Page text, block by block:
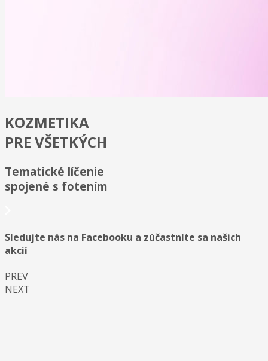
KOZMETIKA
PRE VŠETKÝCH
Tematické líčenie
spojené s fotením
Sledujte nás na Facebooku a zúčastníte sa našich
akcií
PREV
NEXT